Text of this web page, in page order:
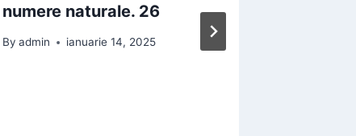
numere naturale. 26
By admin ianuarie 14, 2025